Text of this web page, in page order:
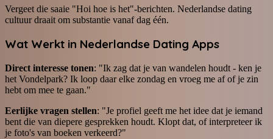
Vergeet die saaie "Hoi hoe is het"-berichten. Nederlandse dating
cultuur draait om substantie vanaf dag één.
Wat Werkt in Nederlandse Dating Apps
Direct interesse tonen: "Ik zag dat je van wandelen houdt - ken je
het Vondelpark? Ik loop daar elke zondag en vroeg me af of je zin
hebt om mee te gaan."
Eerlijke vragen stellen: "Je profiel geeft me het idee dat je iemand
bent die van diepere gesprekken houdt. Klopt dat, of interpreteer ik
je foto's van boeken verkeerd?"